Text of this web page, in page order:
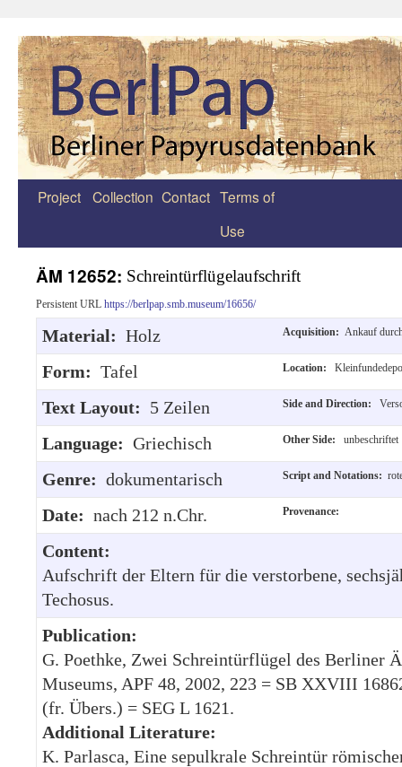
Zum
springen
Project Collection Contact Terms of
Use
ÄM 12652: Schreintürflügelaufschrift
Persistent URL https://berlpap.smb.museum/16656/
Material: Holz Acquisition: Ankauf
Form: Tafel Location:
Text Layout: 5 Zeilen Side and Direction:
Language: Griechisch Other Side: unbeschriftet
Genre: dokumentarisch Script and Notations:
Date: nach 212 n.Chr. Provenance:
Content:
Aufschrift der Eltern für die verstorbene,
Techosus.
Publication:
G. Poethke, Zwei Schreintürflügel des Berliner
Museums, APF 48, 2002, 223 = SB XXVIII
(fr. Übers.) = SEG L 1621.
Additional Literature:
K. Parlasca, Eine sepulkrale Schreintür